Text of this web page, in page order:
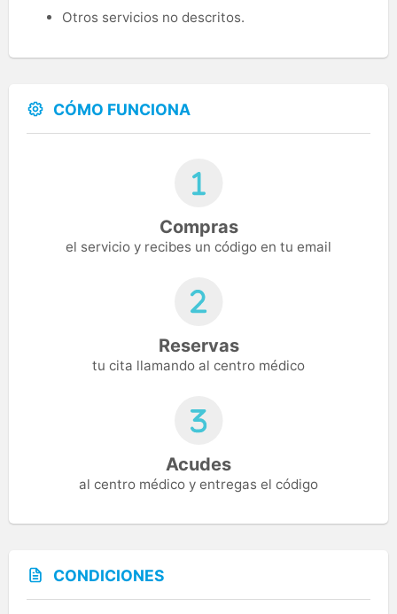
Otros servicios no descritos.
CÓMO FUNCIONA
Compras
el servicio y recibes un código en tu email
Reservas
tu cita llamando al centro médico
Acudes
al centro médico y entregas el código
CONDICIONES